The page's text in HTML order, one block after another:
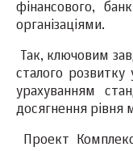
фінансового,
організаціями.
Так, ключовим
сталого розвитку
урахуванням
досягнення рівня
Проект